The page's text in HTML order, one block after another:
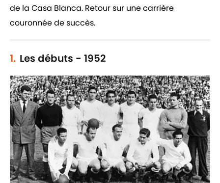
de la Casa Blanca. Retour sur une carrière
couronnée de succès.
1. Les débuts - 1952